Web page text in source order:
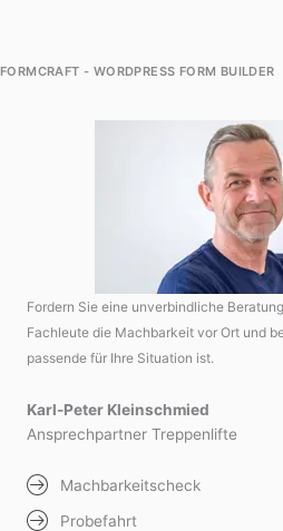
FORMCRAFT - WORDPRESS FORM BUILDER
Fordern Sie eine unverbindliche
Fachleute die Machbarkeit vor Ort und
passende für Ihre Situation ist.
Karl-Peter Kleinschmied
Ansprechpartner Treppenlifte
Machbarkeitscheck
Probefahrt